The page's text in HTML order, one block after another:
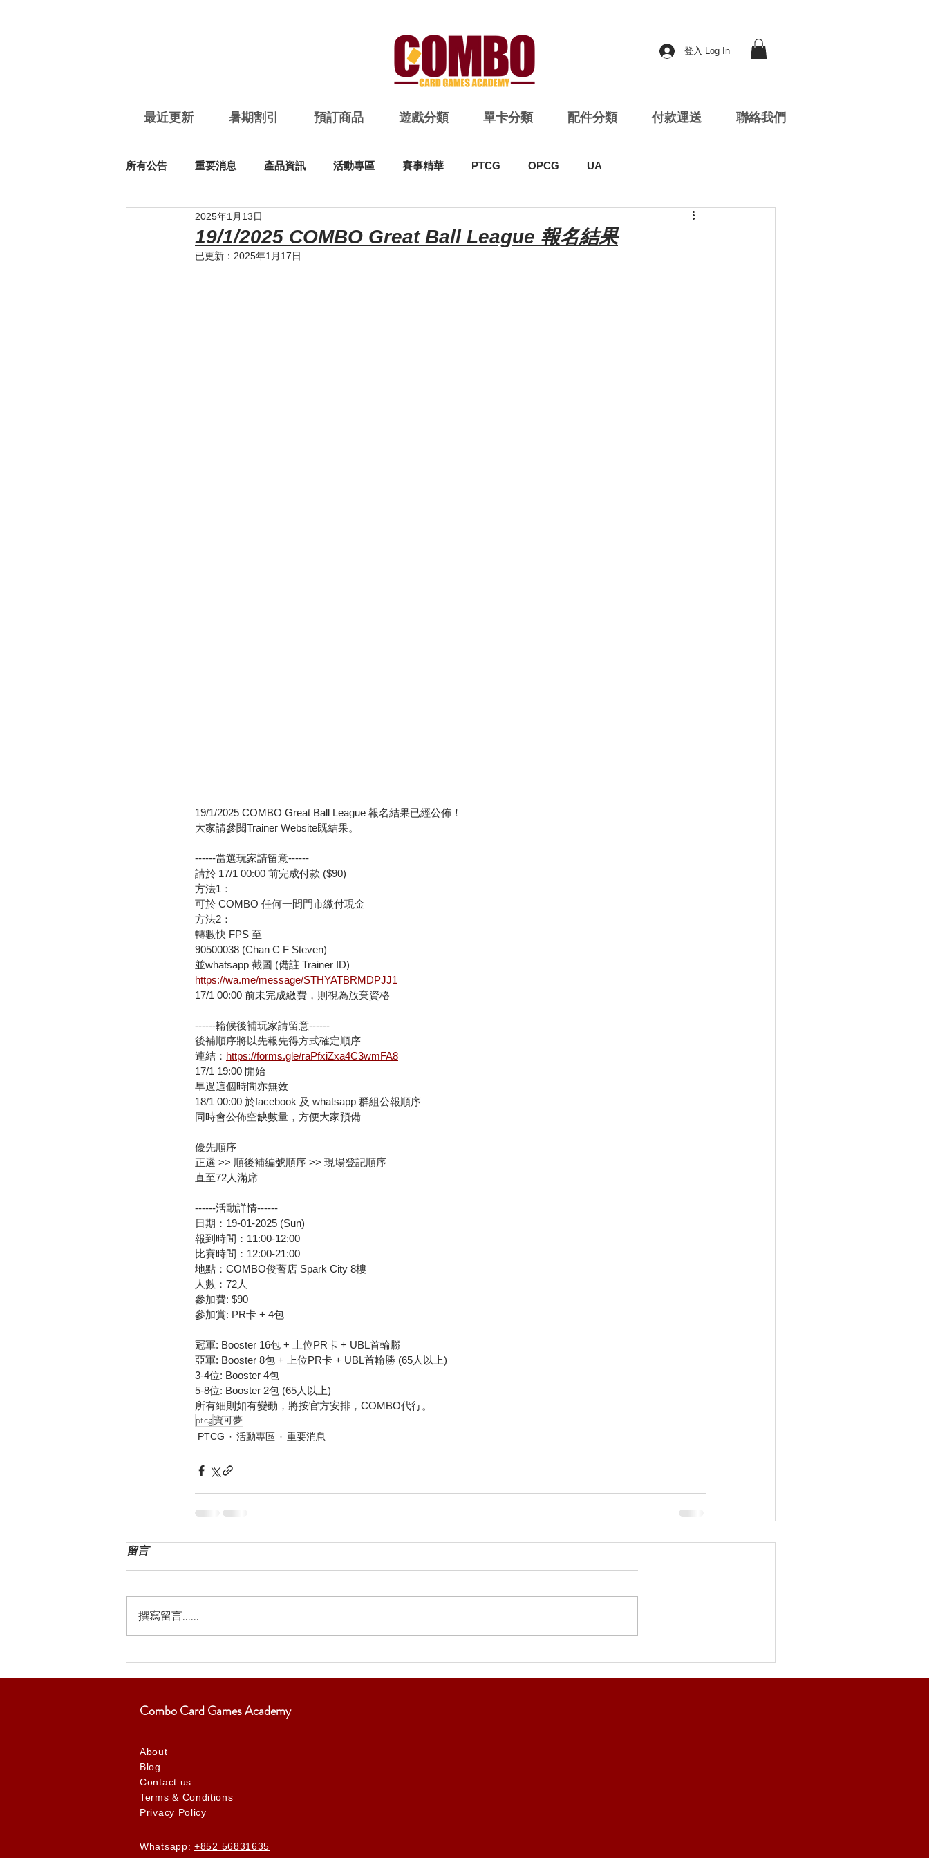
登入 Log In
最近更新 暑期割引 預訂商品 遊戲分類 單卡分類 配件分類 付款運送 聯絡我們
所有公告 重要消息 產品資訊 活動專區 賽事精華 PTCG OPCG UA
19/1/2025 COMBO Great Ball League 報名結果
2025年1月13日
已更新： 2025年1月17日
19/1/2025 COMBO Great Ball League 報名結果已經公佈！
大家請參閱Trainer Website既結果。
------當選玩家請留意------
請於 17/1 00:00 前完成付款 ($90)
方法1：
可於 COMBO 任何一間門市繳付現金
方法2：
轉數快 FPS 至
90500038 (Chan C F Steven)
並whatsapp 截圖 (備註 Trainer ID)
https://wa.me/message/STHYATBRMDPJJ1
17/1 00:00 前未完成繳費，則視為放棄資格
------輪候後補玩家請留意------
後補順序將以先報先得方式確定順序
連結： https://forms.gle/raPfxiZxa4C3wmFA8
17/1 19:00 開始
早過這個時間亦無效
18/1 00:00 於facebook 及 whatsapp 群組公報順序
同時會公佈空缺數量，方便大家預備
優先順序
正選 >> 順後補編號順序 >> 現場登記順序
直至72人滿席
------活動詳情------
日期：19-01-2025 (Sun)
報到時間：11:00-12:00
比賽時間：12:00-21:00
地點：COMBO俊薈店 Spark City 8樓
人數：72人
參加費: $90
參加賞: PR卡 + 4包
冠軍: Booster 16包 + 上位PR卡 + UBL首輪勝
亞軍: Booster 8包 + 上位PR卡 + UBL首輪勝 (65人以上)
3-4位: Booster 4包
5-8位: Booster 2包 (65人以上)
所有細則如有變動，將按官方安排，COMBO代行。
ptcg寶可夢
PTCG 活動專區 重要消息
留言
撰寫留言......
Combo Card Games Academy
About
Blog
Contact us
Terms & Conditions
Privacy Policy
Whatsapp: +852 56831635